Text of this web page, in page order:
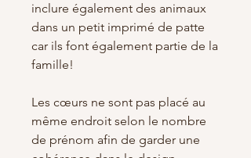
inclure également des animaux
dans un petit imprimé de patte
car ils font également partie de la
famille!
Les cœurs ne sont pas placé au
même endroit selon le nombre
de prénom afin de garder une